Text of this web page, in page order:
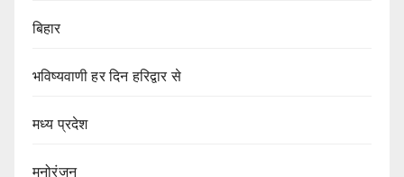
बिहार
भविष्यवाणी हर दिन हरिद्वार से
मध्य प्रदेश
मनोरंजन